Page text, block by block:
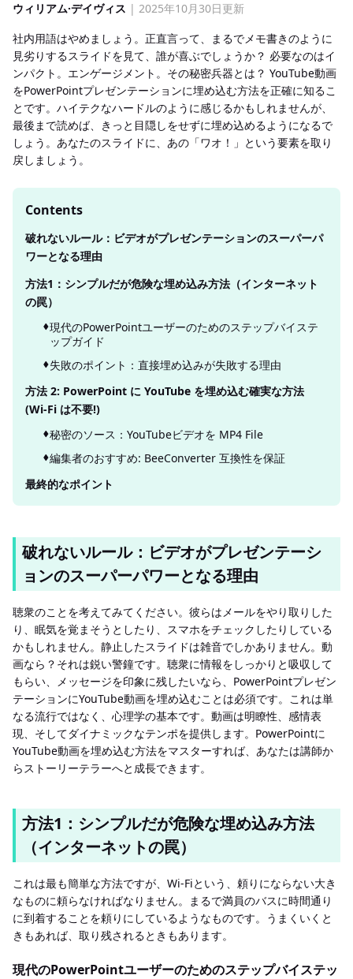
ウィリアム·デイヴィス | 2025年10月30日更新
社内用語はやめましょう。正直言って、まるでメモ書きのように
見劣りするスライドを見て、誰が喜ぶでしょうか？ 必要なのはイ
ンパクト。エンゲージメント。その秘密兵器とは？ YouTube動画
をPowerPointプレゼンテーションに埋め込む方法を正確に知るこ
とです。ハイテクなハードルのように感じるかもしれませんが、
最後まで読めば、きっと目隠しをせずに埋め込めるようになるで
しょう。あなたのスライドに、あの「ワオ！」という要素を取り
戻しましょう。
Contents
破れないルール：ビデオがプレゼンテーションのスーパーパ
ワーとなる理由
方法1：シンプルだが危険な埋め込み方法（インターネット
の罠）
現代のPowerPointユーザーのためのステップバイステ
ップガイド
失敗のポイント：直接埋め込みが失敗する理由
方法 2: PowerPoint に YouTube を埋め込む確実な方法
(Wi-Fi は不要!)
秘密のソース：YouTubeビデオを MP4 File
編集者のおすすめ: BeeConverter 互換性を保証
最終的なポイント
破れないルール：ビデオがプレゼンテーシ
ョンのスーパーパワーとなる理由
聴衆のことを考えてみてください。彼らはメールをやり取りした
り、眠気を覚まそうとしたり、スマホをチェックしたりしている
かもしれません。静止したスライドは雑音でしかありません。動
画なら？それは鋭い警鐘です。聴衆に情報をしっかりと吸収して
もらい、メッセージを印象に残したいなら、PowerPointプレゼン
テーションにYouTube動画を埋め込むことは必須です。これは単
なる流行ではなく、心理学の基本です。動画は明瞭性、感情表
現、そしてダイナミックなテンポを提供します。PowerPointに
YouTube動画を埋め込む方法をマスターすれば、あなたは講師か
らストーリーテラーへと成長できます。
方法1：シンプルだが危険な埋め込み方法
（インターネットの罠）
これは最も簡単な方法ですが、Wi-Fiという、頼りにならない大き
なものに頼らなければなりません。まるで満員のバスに時間通り
に到着することを頼りにしているようなものです。うまくいくと
きもあれば、取り残されるときもあります。
現代のPowerPointユーザーのためのステップバイステッ